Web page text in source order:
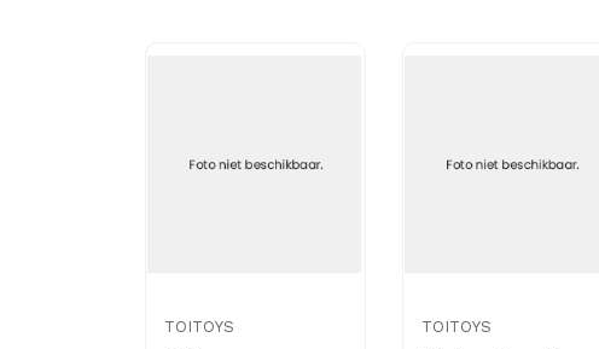
TOITOYS TOITOYS